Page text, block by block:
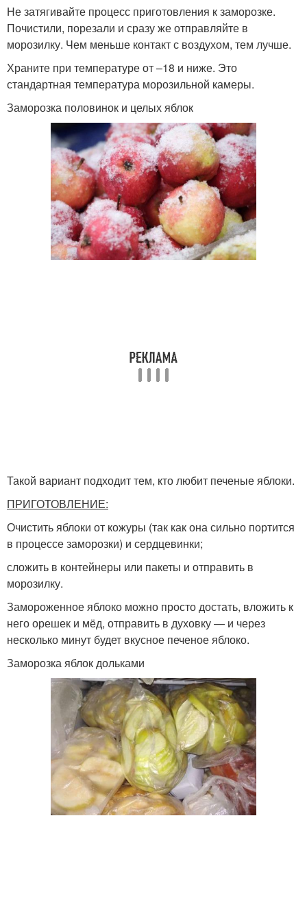
Не затягивайте процесс приготовления к заморозке.
Почистили, порезали и сразу же отправляйте в
морозилку. Чем меньше контакт с воздухом, тем лучше.
Храните при температуре от –18 и ниже. Это
стандартная температура морозильной камеры.
Заморозка половинок и целых яблок
Такой вариант подходит тем, кто любит печеные яблоки.
ПРИГОТОВЛЕНИЕ:
Очистить яблоки от кожуры (так как она сильно портится
в процессе заморозки) и сердцевинки;
сложить в контейнеры или пакеты и отправить в
морозилку.
Замороженное яблоко можно просто достать, вложить к
него орешек и мёд, отправить в духовку — и через
несколько минут будет вкусное печеное яблоко.
Заморозка яблок дольками